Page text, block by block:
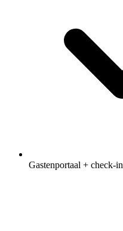
Gastenportaal + check-in